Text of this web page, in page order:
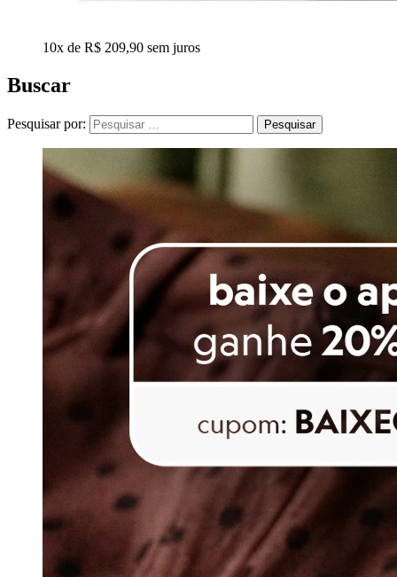
10x de R$ 209,90 sem juros
Buscar
Pesquisar por: